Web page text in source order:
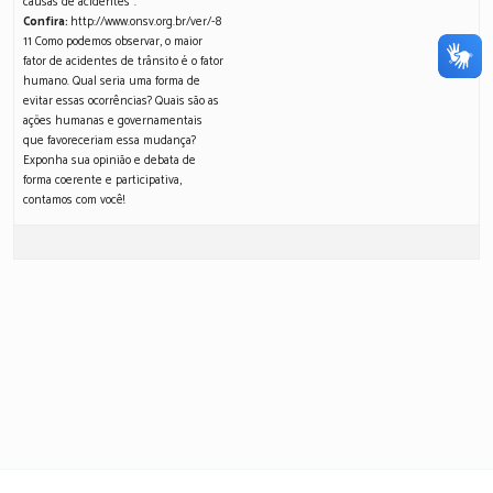
Confira: http://www.onsv.org.br/ver/-8
11 Como podemos observar, o maior
fator de acidentes de trânsito é o fator
humano. Qual seria uma forma de
evitar essas ocorrências? Quais são as
ações humanas e governamentais
que favoreceriam essa mudança?
Exponha sua opinião e debata de
forma coerente e participativa,
contamos com você!